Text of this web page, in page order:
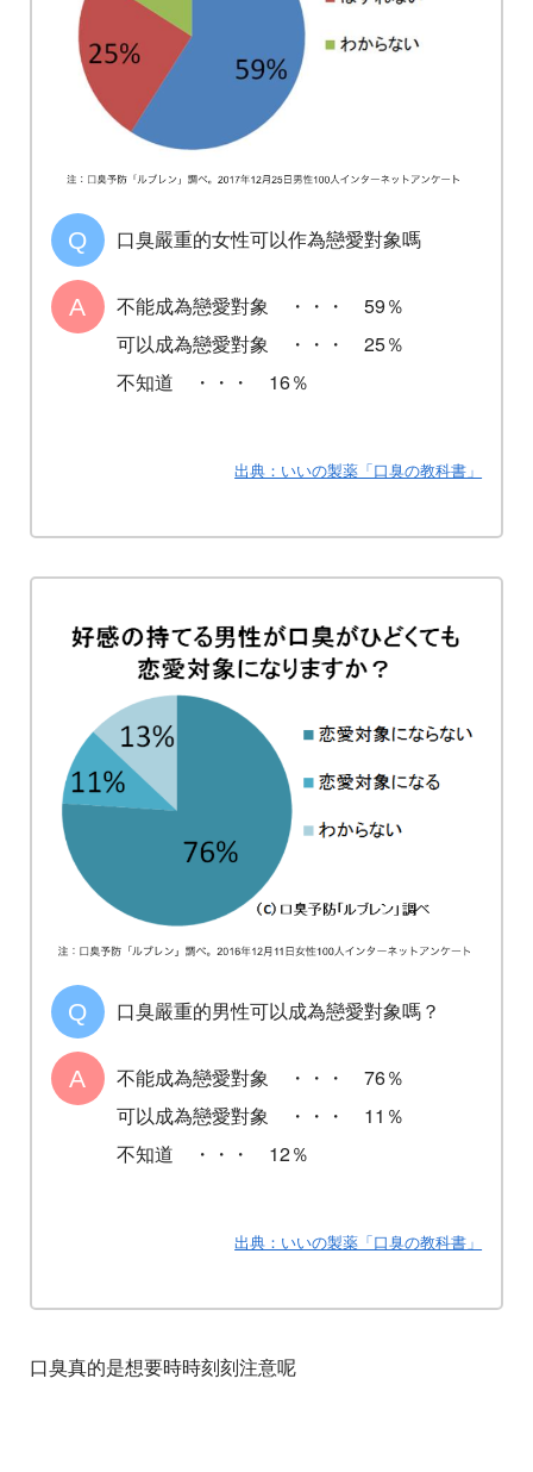
口臭嚴重的女性可以作為戀愛對象嗎
不能成為戀愛對象 ・・・ 59％
可以成為戀愛對象 ・・・ 25％
不知道 ・・・ 16％
出典：いいの製薬「口臭の教科書」
口臭嚴重的男性可以成為戀愛對象嗎？
不能成為戀愛對象 ・・・ 76％
可以成為戀愛對象 ・・・ 11％
不知道 ・・・ 12％
出典：いいの製薬「口臭の教科書」
口臭真的是想要時時刻刻注意呢